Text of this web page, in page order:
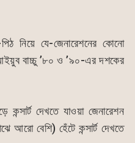
m নিয়ে যে-জেনারেশনের কোনো
বাচ্চু ’৮০ ও ’৯০-এর দশকের
দেখতে যাওয়া জেনারেশন
আরো বেশি) হেঁটে কন্সার্ট দেখতে